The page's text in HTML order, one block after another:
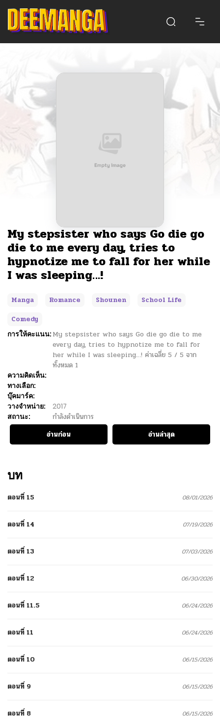
My stepsister who says Go die go
die to me every day, tries to
hypnotize me to fall for her while
I was sleeping…!
Manga Romance Shounen
School Life
Comedy
การให้คะแนน: My stepsister who says Go die go die to me
every day, tries to hypnotize me to fall for
her while I was sleeping…! ค่าเฉลี่ย 5 / 5 จาก
ทั้งหมด 1
ความคิดเห็น:
ทางเลือก:
บุ๊คมาร์ค:
วางจำหน่าย:
2017
สถานะ:
กำลังดำเนินการ
อ่านก่อน
อ่านล่าสุด
บท
ตอนที่ 15 08/01/2026
ตอนที่ 14 07/19/2026
ตอนที่ 13 07/03/2026
ตอนที่ 12 06/30/2026
ตอนที่ 11.5 06/24/2026
ตอนที่ 11 06/24/2026
ตอนที่ 10 06/15/2026
ตอนที่ 9 06/15/2026
ตอนที่ 8 06/15/2026